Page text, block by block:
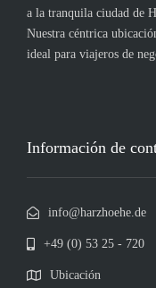
a la tranquila ciudad de
Nuestra céntrica
ideal para viajeros de
Información de
info@harzhoehe.de
+49 (0) 53 25 - 720
Ubicación